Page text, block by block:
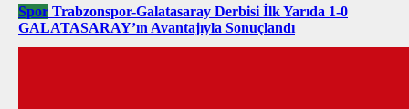
Spor Trabzonspor-Galatasaray Derbisi İlk Yarıda 1-0
GALATASARAY’ın Avantajıyla Sonuçlandı